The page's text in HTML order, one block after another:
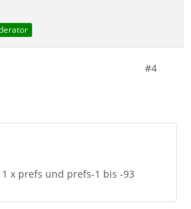
#4
x prefs und prefs-1 bis -93